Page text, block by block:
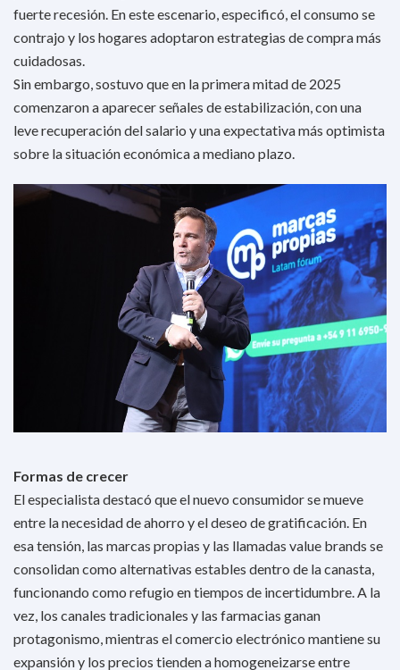
fuerte recesión. En este escenario, especificó, el consumo se
contrajo y los hogares adoptaron estrategias de compra más
cuidadosas.
Sin embargo, sostuvo que en la primera mitad de 2025
comenzaron a aparecer señales de estabilización, con una
leve recuperación del salario y una expectativa más optimista
sobre la situación económica a mediano plazo.
Formas de crecer
El especialista destacó que el nuevo consumidor se mueve
entre la necesidad de ahorro y el deseo de gratificación. En
esa tensión, las marcas propias y las llamadas value brands se
consolidan como alternativas estables dentro de la canasta,
funcionando como refugio en tiempos de incertidumbre. A la
vez, los canales tradicionales y las farmacias ganan
protagonismo, mientras el comercio electrónico mantiene su
expansión y los precios tienden a homogeneizarse entre